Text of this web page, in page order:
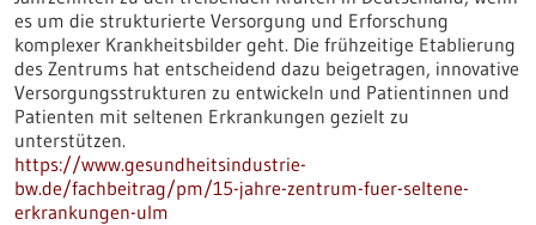
es um die strukturierte Versorgung und Erforschung
komplexer Krankheitsbilder geht. Die frühzeitige Etablierung
des Zentrums hat entscheidend dazu beigetragen, innovative
Versorgungsstrukturen zu entwickeln und Patientinnen und
Patienten mit seltenen Erkrankungen gezielt zu
unterstützen.
https://www.gesundheitsindustrie-
bw.de/fachbeitrag/pm/15-jahre-zentrum-fuer-seltene-
erkrankungen-ulm